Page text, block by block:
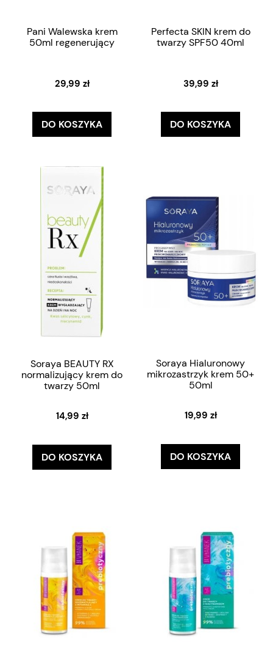
Pani Walewska krem
50ml regenerujący
29,99 zł
DO KOSZYKA
Perfecta SKIN krem do
twarzy SPF50 40ml
39,99 zł
DO KOSZYKA
Soraya BEAUTY RX
normalizujący krem do
twarzy 50ml
14,99 zł
DO KOSZYKA
Soraya Hialuronowy
mikrozastrzyk krem 50+
50ml
19,99 zł
DO KOSZYKA